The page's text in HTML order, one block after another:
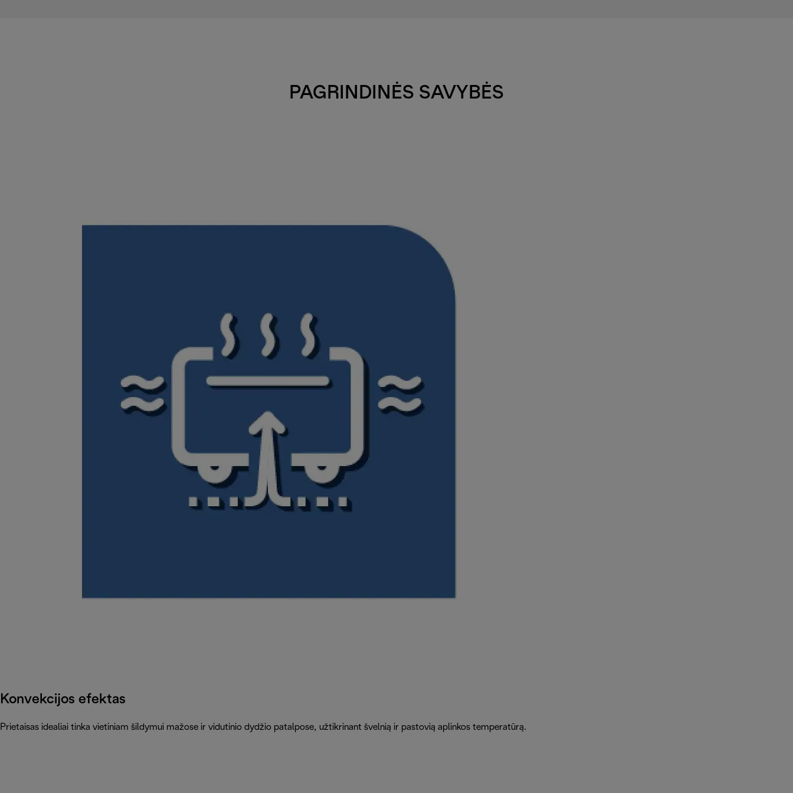
PAGRINDINĖS SAVYBĖS
Konvekcijos efektas
Prietaisas idealiai tinka vietiniam šildymui mažose ir vidutinio dydžio patalpose, užtikrinant švelnią ir pastovią aplinkos temperatūrą.